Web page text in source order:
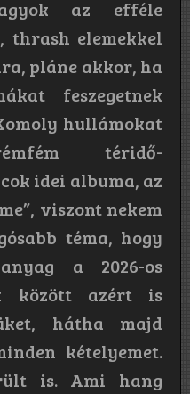
az efféle
thrash elemekkel
pláne akkor, ha
feszegetnek
hullámokat
téridő-
idei albuma, az
viszont nekem
téma, hogy
a 2026-os
között azért is
hátha majd
kételyemet.
is. Ami hang